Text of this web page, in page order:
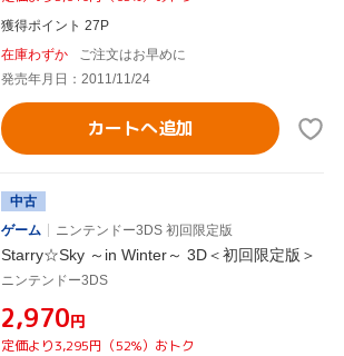
獲得ポイント 27P
在庫わずか
ご注文はお早めに
発売年月日：2011/11/24
カートへ追加
中古
ゲーム
ニンテンドー3DS 初回限定版
Starry☆Sky ～in Winter～ 3D＜初回限定版＞
ニンテンドー3DS
¥2,970円
定価より3,295円（52%）おトク